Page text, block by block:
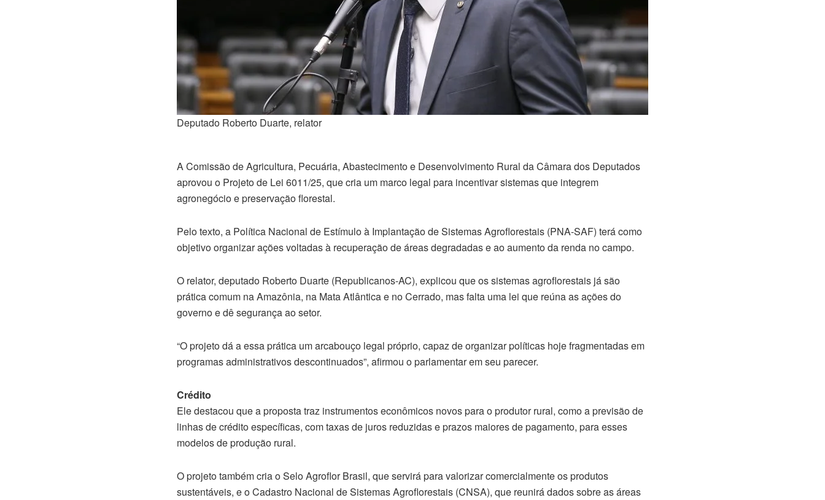
Deputado Roberto Duarte, relator
A Comissão de Agricultura, Pecuária, Abastecimento e Desenvolvimento Rural da Câmara dos Deputados
aprovou o Projeto de Lei 6011/25, que cria um marco legal para incentivar sistemas que integrem
agronegócio e preservação florestal.
Pelo texto, a Política Nacional de Estímulo à Implantação de Sistemas Agroflorestais (PNA-SAF) terá como
objetivo organizar ações voltadas à recuperação de áreas degradadas e ao aumento da renda no campo.
O relator, deputado Roberto Duarte (Republicanos-AC), explicou que os sistemas agroflorestais já são
prática comum na Amazônia, na Mata Atlântica e no Cerrado, mas falta uma lei que reúna as ações do
governo e dê segurança ao setor.
“O projeto dá a essa prática um arcabouço legal próprio, capaz de organizar políticas hoje fragmentadas em
programas administrativos descontinuados”, afirmou o parlamentar em seu parecer.
Crédito
Ele destacou que a proposta traz instrumentos econômicos novos para o produtor rural, como a previsão de
linhas de crédito específicas, com taxas de juros reduzidas e prazos maiores de pagamento, para esses
modelos de produção rural.
O projeto também cria o Selo Agroflor Brasil, que servirá para valorizar comercialmente os produtos
sustentáveis, e o Cadastro Nacional de Sistemas Agroflorestais (CNSA), que reunirá dados sobre as áreas